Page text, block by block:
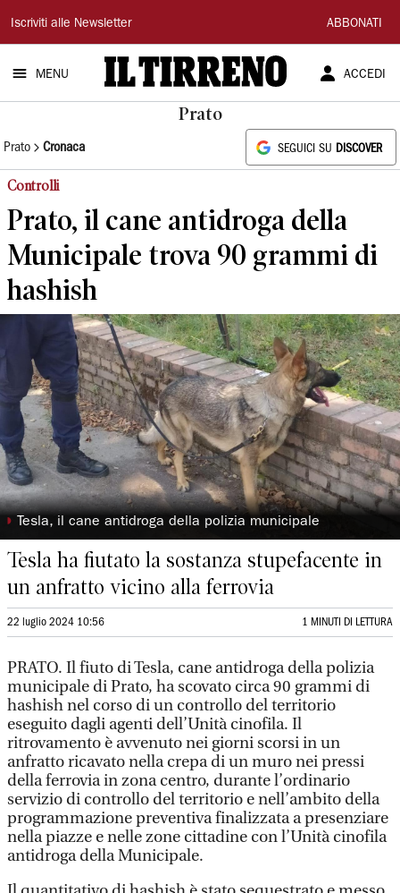
Il
Tirreno
Iscriviti alle Newsletter ABBONATI
MENU ACCEDI
Prato
Prato Cronaca SEGUICI SU DISCOVER
Controlli
Prato, il cane antidroga della
Municipale trova 90 grammi di
hashish
◗ Tesla, il cane antidroga della polizia municipale
Tesla ha fiutato la sostanza stupefacente in
un anfratto vicino alla ferrovia
22 luglio 2024 10:56 1 MINUTI DI LETTURA
PRATO. Il fiuto di Tesla, cane antidroga della polizia
municipale di Prato, ha scovato circa 90 grammi di
hashish nel corso di un controllo del territorio
eseguito dagli agenti dell’Unità cinofila. Il
ritrovamento è avvenuto nei giorni scorsi in un
anfratto ricavato nella crepa di un muro nei pressi
della ferrovia in zona centro, durante l’ordinario
servizio di controllo del territorio e nell’ambito della
programmazione preventiva finalizzata a presenziare
nella piazze e nelle zone cittadine con l’Unità cinofila
antidroga della Municipale.